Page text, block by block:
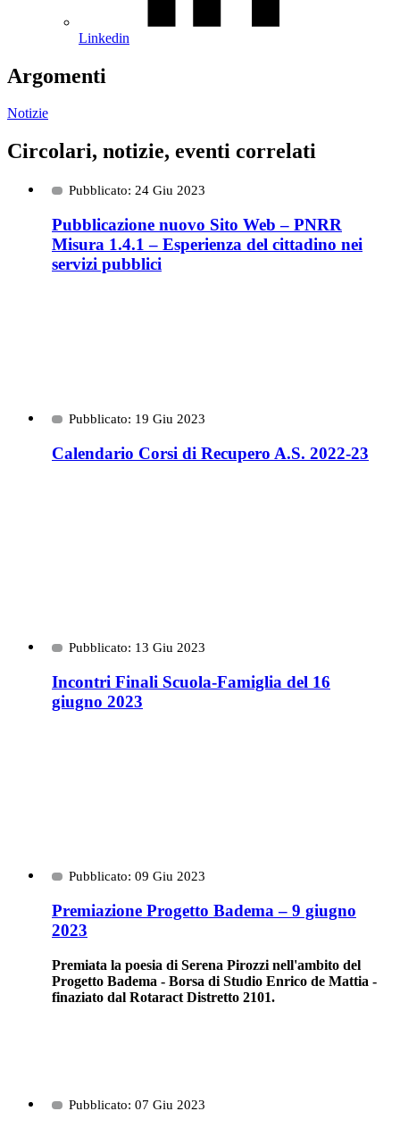
Linkedin
Argomenti
Notizie
Circolari, notizie, eventi correlati
Pubblicato: 24 Giu 2023
Pubblicazione nuovo Sito Web – PNRR
Misura 1.4.1 – Esperienza del cittadino nei
servizi pubblici
Pubblicato: 19 Giu 2023
Calendario Corsi di Recupero A.S. 2022-23
Pubblicato: 13 Giu 2023
Incontri Finali Scuola-Famiglia del 16
giugno 2023
Pubblicato: 09 Giu 2023
Premiazione Progetto Badema – 9 giugno
2023
Premiata la poesia di Serena Pirozzi nell'ambito del
Progetto Badema - Borsa di Studio Enrico de Mattia -
finaziato dal Rotaract Distretto 2101.
Pubblicato: 07 Giu 2023